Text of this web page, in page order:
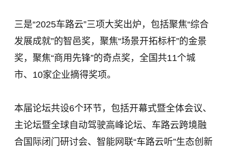
三是“2025车路云”三项大奖出炉，包括聚焦“综合
发展成就”的智邑奖，聚焦“场景开拓标杆”的金景
奖，聚焦“商用先锋”的奇点奖，全国共11个城
市、10家企业摘得奖项。
本届论坛共设6个环节，包括开幕式暨全体会议、
主论坛暨全球自动驾驶高峰论坛、车路云跨境融
合国际闭门研讨会、智能网联“车路云听”生态创新